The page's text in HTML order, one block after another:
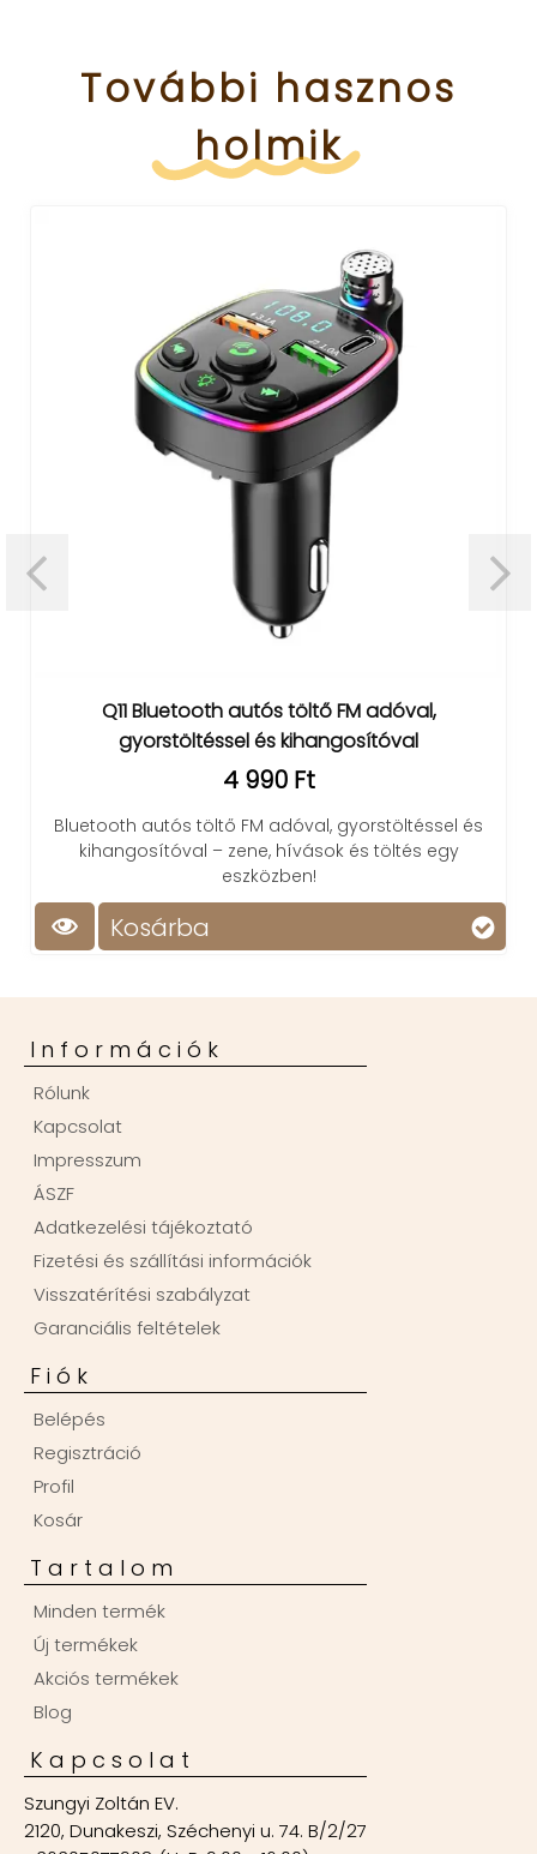
További hasznos
holmik
Q11 Bluetooth autós töltő FM adóval,
gyorstöltéssel és kihangosítóval
4 990 Ft
Bluetooth autós töltő FM adóval, gyorstöltéssel és
kihangosítóval – zene, hívások és töltés egy
eszközben!
Kosárba
Információk
Rólunk
Kapcsolat
Impresszum
ÁSZF
Adatkezelési tájékoztató
Fizetési és szállítási információk
Visszatérítési szabályzat
Garanciális feltételek
Fiók
Belépés
Regisztráció
Profil
Kosár
Tartalom
Minden termék
Új termékek
Akciós termékek
Blog
Kapcsolat
Szungyi Zoltán EV.
2120, Dunakeszi, Széchenyi u. 74. B/2/27